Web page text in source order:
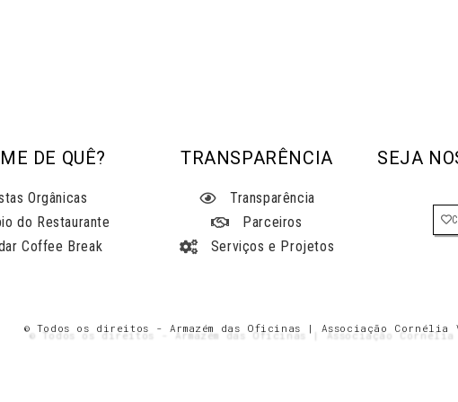
DE QUÊ?
Orgânicas
do Restaurante
Coffee Break
TRANSPARÊNCIA
Transparência
Parceiros
Serviços e Projetos
SEJA
© Todos os direitos - Armazém das Oficinas | Associação Cornélia